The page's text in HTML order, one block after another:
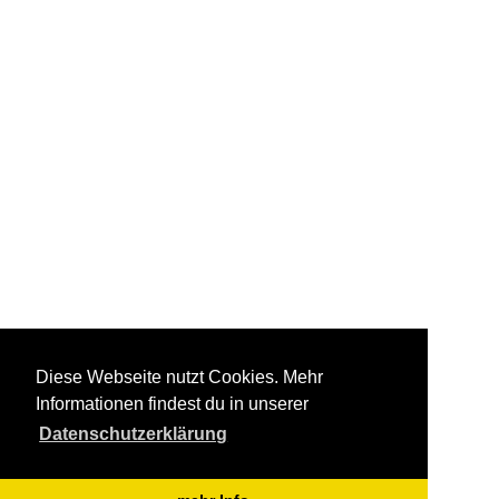
Diese Webseite nutzt Cookies. Mehr
Informationen findest du in unserer
Datenschutzerklärung